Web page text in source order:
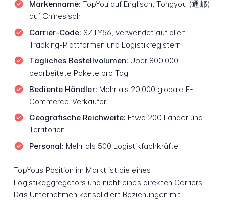
Markenname: TopYou auf Englisch, Tongyou (通邮)
auf Chinesisch
Carrier-Code: SZTY56, verwendet auf allen
Tracking-Plattformen und Logistikregistern
Tägliches Bestellvolumen: Über 800.000
bearbeitete Pakete pro Tag
Bediente Händler: Mehr als 20.000 globale E-
Commerce-Verkäufer
Geografische Reichweite: Etwa 200 Länder und
Territorien
Personal: Mehr als 500 Logistikfachkräfte
TopYous Position im Markt ist die eines
Logistikaggregators und nicht eines direkten Carriers.
Das Unternehmen konsolidiert Beziehungen mit